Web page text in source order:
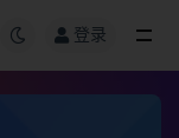
登录